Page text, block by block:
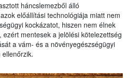
háncslemezből álló
előállítási technológiája miatt nem
kockázatot, hiszen nem élnek
mentesek a jelölési kötelezettség
a vám- és a növényegészségügyi